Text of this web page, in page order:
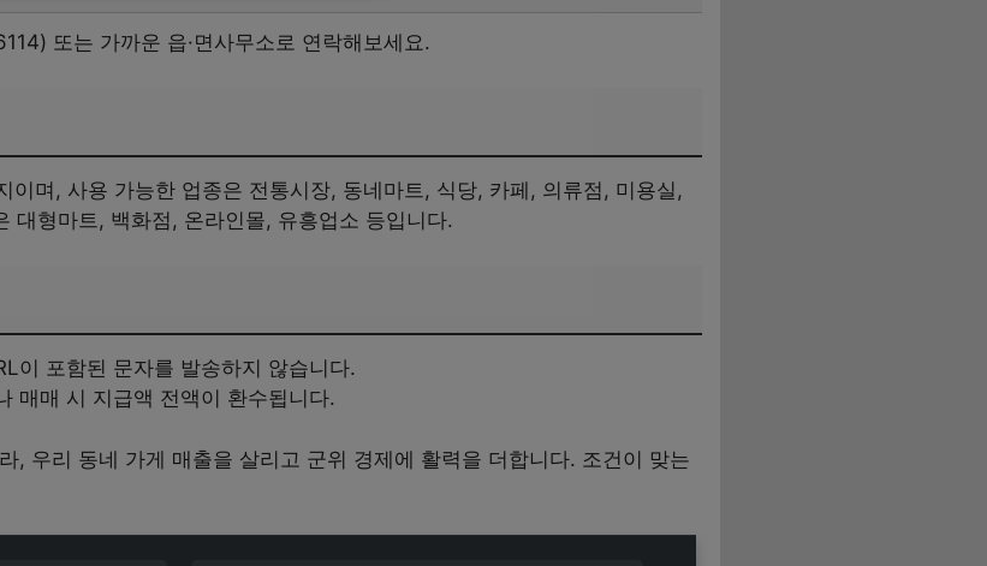
또는 가까운 읍·면사무소로 연락해보세요.
이며, 사용 가능한 업종은 전통시장, 동네마트, 식당, 카페, 의류점, 미용실,
대형마트, 백화점, 온라인몰, 유흥업소 등입니다.
이 포함된 문자를 발송하지 않습니다.
매매 시 지급액 전액이 환수됩니다.
, 우리 동네 가게 매출을 살리고 군위 경제에 활력을 더합니다. 조건이 맞는